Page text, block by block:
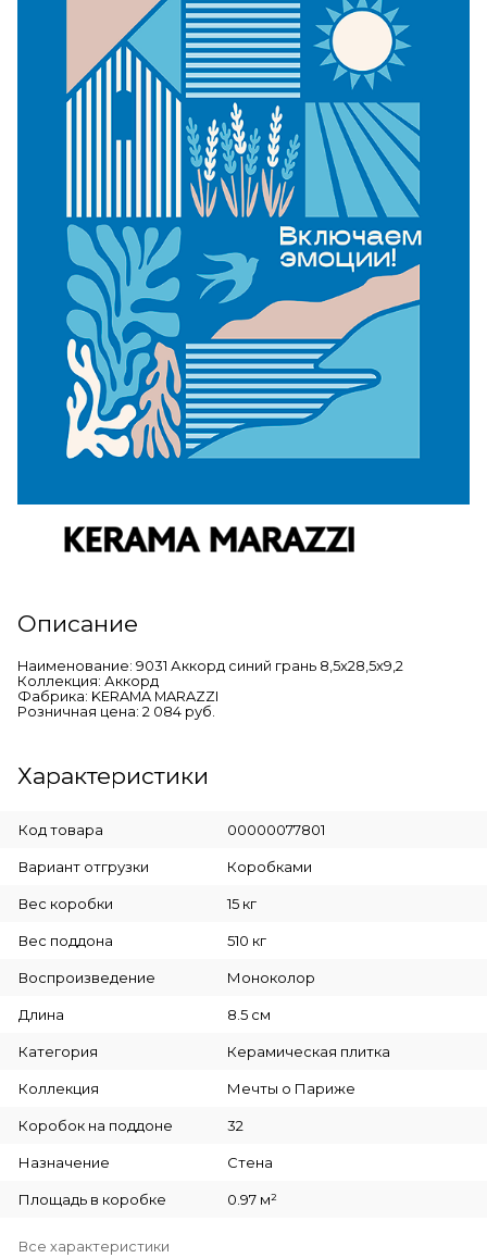
Описание
Наименование: 9031 Аккорд синий грань 8,5x28,5x9,2
Коллекция: Аккорд
Фабрика: KERAMA MARAZZI
Розничная цена: 2 084 руб.
Характеристики
Код товара 00000077801
Вариант отгрузки Коробками
Вес коробки 15 кг
Вес поддона 510 кг
Воспроизведение Моноколор
Длина 8.5 см
Категория Керамическая плитка
Коллекция Мечты о Париже
Коробок на поддоне 32
Назначение Стена
Площадь в коробке 0.97 м²
Все характеристики